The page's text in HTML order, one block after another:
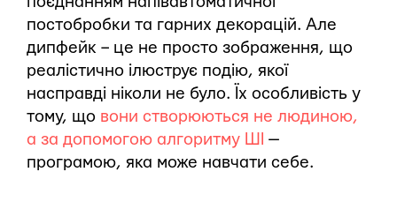
постобробки та гарних декорацій. Але
дипфейк – це не просто зображення, що
реалістично ілюструє подію, якої
насправді ніколи не було. Їх особливість у
тому, що вони створюються не людиною,
а за допомогою алгоритму ШІ
—
програмою, яка може навчати себе.